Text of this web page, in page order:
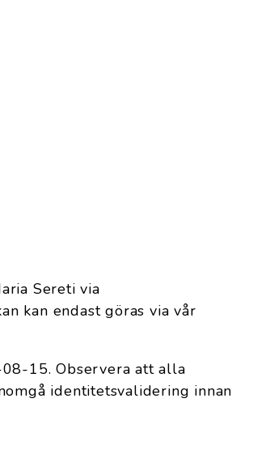
Sereti via
kan endast göras via vår
15. Observera att alla
identitetsvalidering innan